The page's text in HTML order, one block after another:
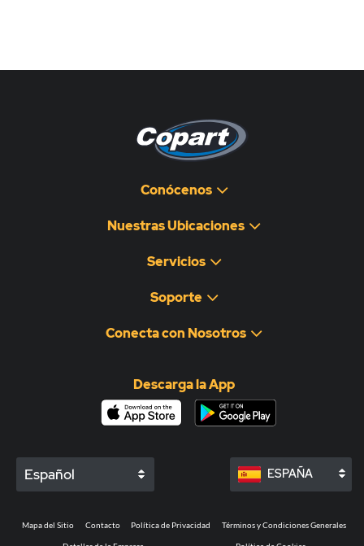
Conócenos
Nuestras Ubicaciones
Servicios
Soporte
Conecta con Nosotros
Descarga la App
Español ESPAÑA
Mapa del Sitio Contacto Política de Privacidad Términos y Condiciones Generales